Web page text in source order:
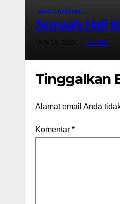
BERITA NASIONAL
Jemaah Haji
JUN 14, 2026 ADMIN
Tinggalkan
Alamat email Anda
Komentar *